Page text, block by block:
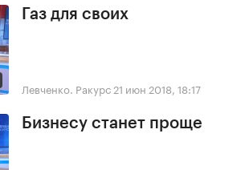
Газ для своих
Левченко. Ракурс 21 июн 2018, 18:17
Бизнесу станет проще